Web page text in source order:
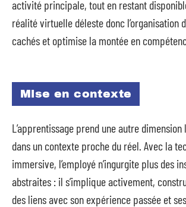
activité principale, tout en restant
réalité virtuelle déleste donc l’organisation
cachés et optimise la montée en
Mise en contexte
L’apprentissage prend une autre dimension
dans un contexte proche du réel. Avec la
immersive, l’employé n’ingurgite plus des
abstraites : il s’implique activement,
des liens avec son expérience passée et